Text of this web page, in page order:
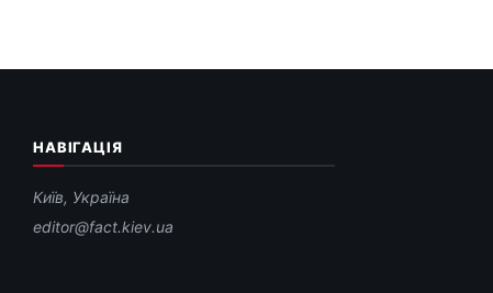
НАВІГАЦІЯ
Київ, Україна
editor@fact.kiev.ua